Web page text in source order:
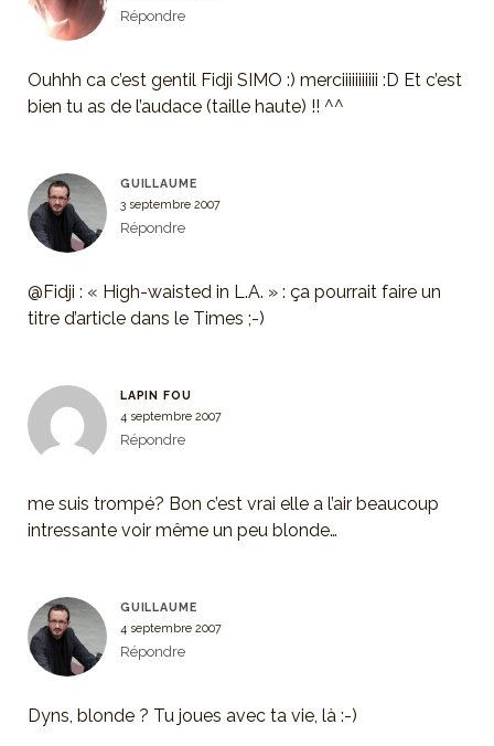
Répondre
Ouhhh ca c’est gentil Fidji SIMO :) merciiiiiiiiiii :D Et c’est
bien tu as de l’audace (taille haute) !! ^^
GUILLAUME
3 septembre 2007
Répondre
@Fidji : « High-waisted in L.A. » : ça pourrait faire un
titre d’article dans le Times ;-)
LAPIN FOU
4 septembre 2007
Répondre
me suis trompé? Bon c’est vrai elle a l’air beaucoup
intressante voir même un peu blonde…
GUILLAUME
4 septembre 2007
Répondre
Dyns, blonde ? Tu joues avec ta vie, là :-)